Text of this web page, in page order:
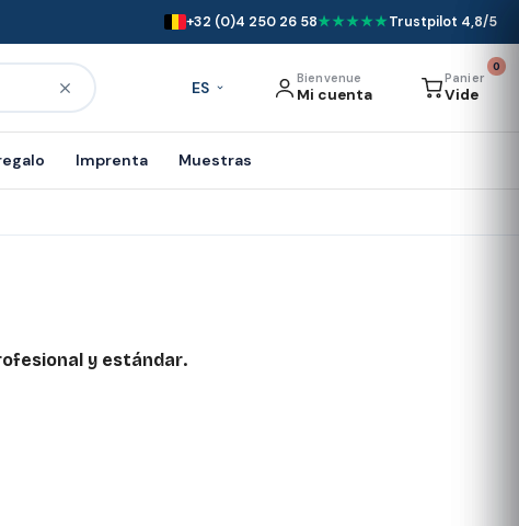
+32 (0)4 250 26 58★★★★★Trustpilot 4,8/5
ES Bienvenue
Mi cuenta
0
Panier
Vide
Imprenta Muestras
y estándar.